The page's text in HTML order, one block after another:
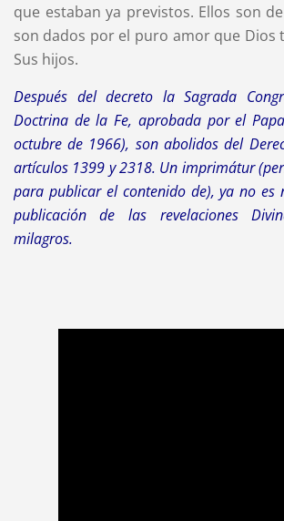
que estaban ya previstos. Ellos son
son dados por el puro amor que Dios
Sus hijos.
Después del decreto la Sagrada
Doctrina de la Fe, aprobada por el
octubre de 1966), son abolidos del
artículos 1399 y 2318. Un imprimátur
para publicar el contenido de), ya no es
publicación de las revelaciones
milagros.